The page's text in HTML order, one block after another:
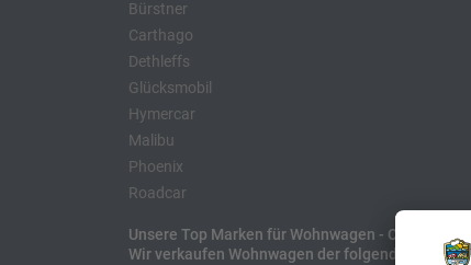
Bürstner
Carthago
Dethleffs
Glücksmobil
Hymercar
Malibu
Phoenix
Roadcar
Unsere Top Marken für Wohnwagen - Caravans
Wir verkaufen Wohnwagen der folgenden